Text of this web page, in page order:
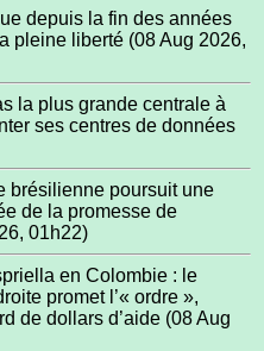
depuis la fin des années
pleine liberté (08 Aug 2026,
la plus grande centrale à
ses centres de données
brésilienne poursuit une
de la promesse de
01h22)
en Colombie : le
promet l’« ordre »,
de dollars d’aide (08 Aug